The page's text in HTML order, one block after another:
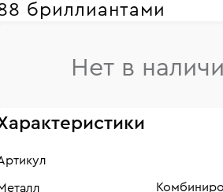
бриллиантами
Нет в